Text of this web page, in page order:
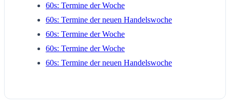
60s: Termine der Woche
60s: Termine der neuen Handelswoche
60s: Termine der Woche
60s: Termine der Woche
60s: Termine der neuen Handelswoche